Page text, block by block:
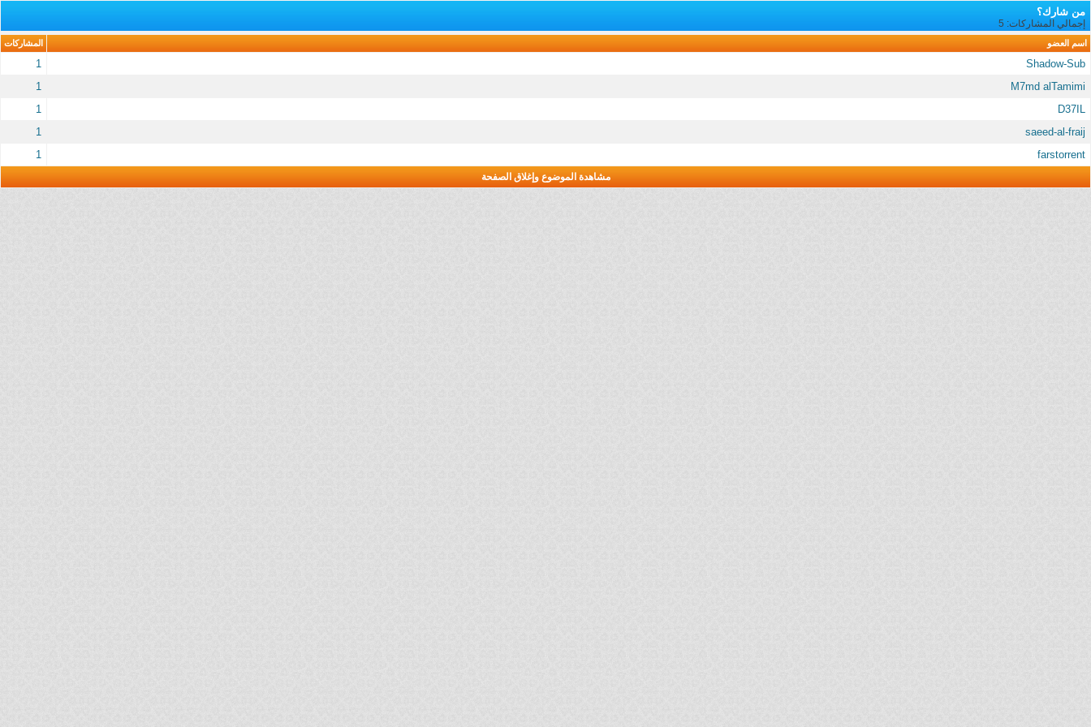
من شارك؟
إجمالي المشاركات: 5
اسم العضو المشاركات
Shadow-Sub
1
M7md alTamimi
1
D37IL
1
saeed-al-fraij
1
farstorrent
1
مشاهدة الموضوع وإغلاق الصفحة